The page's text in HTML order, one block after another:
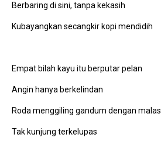
Berbaring di sini, tanpa kekasih
Kubayangkan secangkir kopi mendidih
Empat bilah kayu itu berputar pelan
Angin hanya berkelindan
Roda menggiling gandum dengan malas
Tak kunjung terkelupas